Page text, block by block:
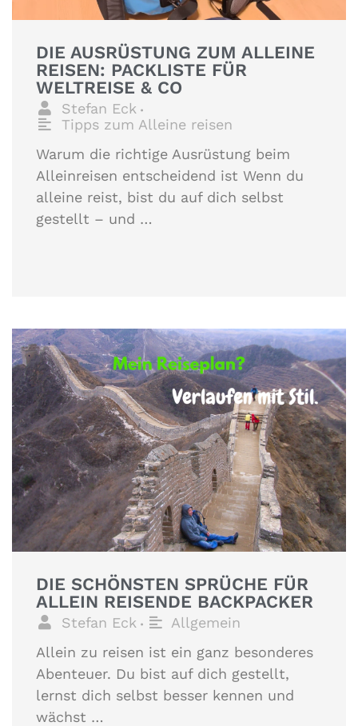
DIE AUSRÜSTUNG ZUM ALLEINE
REISEN: PACKLISTE FÜR
WELTREISE & CO
Stefan Eck •
Tipps zum Alleine reisen
Warum die richtige Ausrüstung beim
Alleinreisen entscheidend ist Wenn du
alleine reist, bist du auf dich selbst
gestellt – und …
DIE SCHÖNSTEN SPRÜCHE FÜR
ALLEIN REISENDE BACKPACKER
Stefan Eck •
Allgemein
Allein zu reisen ist ein ganz besonderes
Abenteuer. Du bist auf dich gestellt,
lernst dich selbst besser kennen und
wächst …